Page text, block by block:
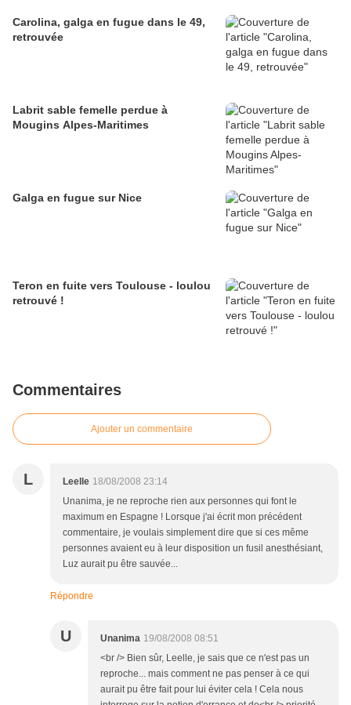
Carolina, galga en fugue dans le 49,
retrouvée
Labrit sable femelle perdue à
Mougins Alpes-Maritimes
Galga en fugue sur Nice
Teron en fuite vers Toulouse - loulou
retrouvé !
Commentaires
Ajouter un commentaire
L Leelle 18/08/2008 23:14
Unanima, je ne reproche rien aux personnes qui font le
maximum en Espagne ! Lorsque j'ai écrit mon précédent
commentaire, je voulais simplement dire que si ces même
personnes avaient eu à leur disposition un fusil anesthésiant,
Luz aurait pu être sauvée...
Répondre
U Unanima 19/08/2008 08:51
<br /> Bien sûr, Leelle, je sais que ce n'est pas un
reproche... mais comment ne pas penser à ce qui
aurait pu être fait pour lui éviter cela ! Cela nous